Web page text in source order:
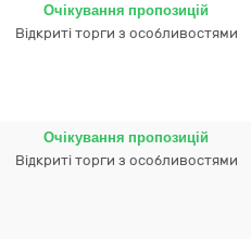
Очікування пропозицій
Відкриті торги з особливостями
Очікування пропозицій
Відкриті торги з особливостями